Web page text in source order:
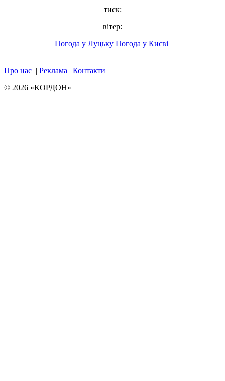
тиск:
вітер:
Погода у Луцьку Погода у Києві
Про нас | Реклама | Контакти
© 2026 «КОРДОН»